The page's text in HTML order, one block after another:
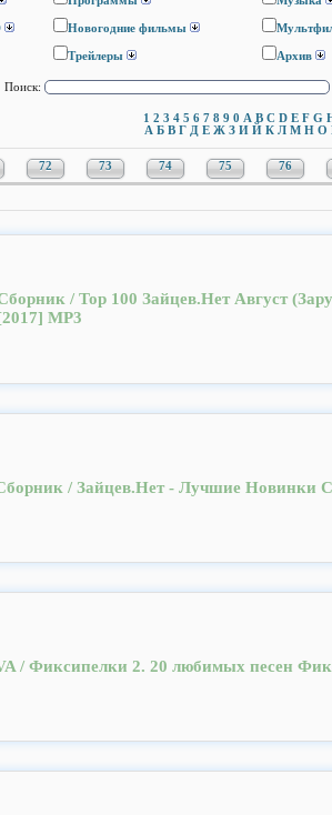
Новогодние фильмы
Трейлеры Архив
Поиск:
1 2 3 4 5 6 7 8 9 0 A B C D E F G
А Б В Г Д Е Ж З И Й К Л М Н О
72 73 74 75 76
/ Top 100 Зайцев.Нет Август
MP3
/ Зайцев.Нет - Лучшие Новинки
/ Фиксипелки 2. 20 любимых песен